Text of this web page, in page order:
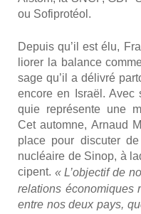
ou Sofi­pro­téol.
Depuis qu’il est élu,
lio­rer la balance
sage qu’il a déli­vré
encore en Israël.
quie repré­sente une
Cet automne, Arnaud
place pour dis­cu­ter
nucléaire de Sinop, à
cipent. « L’ob­jec­tif de
rela­tions éco­no­miques
entre nos deux pays,